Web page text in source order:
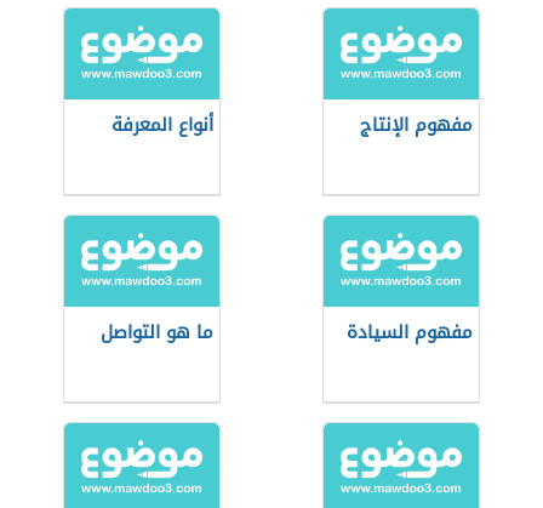
مفهوم الإنتاج أنواع المعرفة
مفهوم السيادة ما هو التواصل